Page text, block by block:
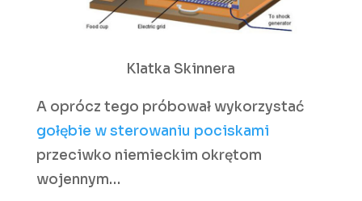
Klatka Skinnera
A oprócz tego próbował wykorzystać
gołębie w sterowaniu pociskami
przeciwko niemieckim okrętom
wojennym…